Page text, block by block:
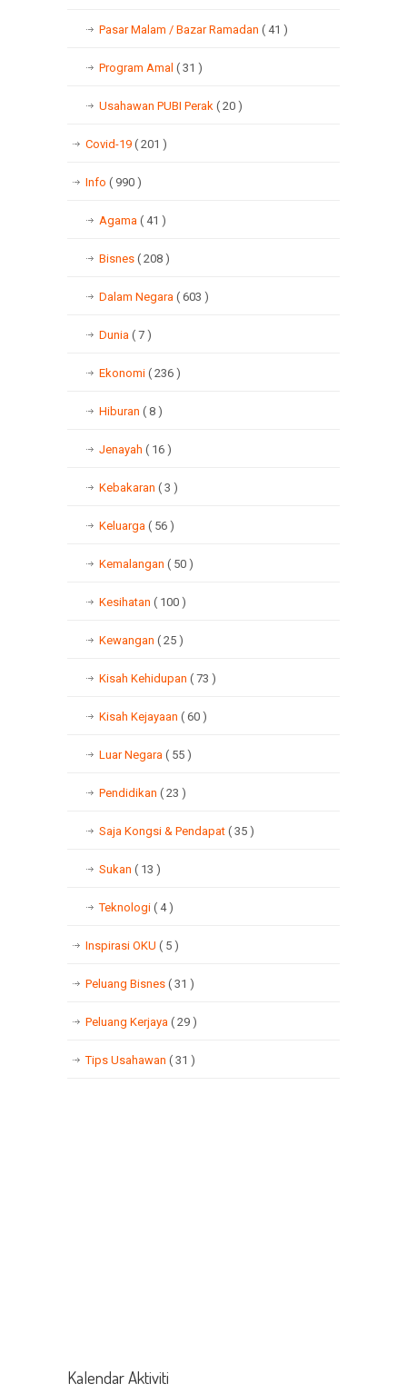
Pasar Malam / Bazar Ramadan ( 41 )
Program Amal ( 31 )
Usahawan PUBI Perak ( 20 )
Covid-19 ( 201 )
Info ( 990 )
Agama ( 41 )
Bisnes ( 208 )
Dalam Negara ( 603 )
Dunia ( 7 )
Ekonomi ( 236 )
Hiburan ( 8 )
Jenayah ( 16 )
Kebakaran ( 3 )
Keluarga ( 56 )
Kemalangan ( 50 )
Kesihatan ( 100 )
Kewangan ( 25 )
Kisah Kehidupan ( 73 )
Kisah Kejayaan ( 60 )
Luar Negara ( 55 )
Pendidikan ( 23 )
Saja Kongsi & Pendapat ( 35 )
Sukan ( 13 )
Teknologi ( 4 )
Inspirasi OKU ( 5 )
Peluang Bisnes ( 31 )
Peluang Kerjaya ( 29 )
Tips Usahawan ( 31 )
Kalendar Aktiviti